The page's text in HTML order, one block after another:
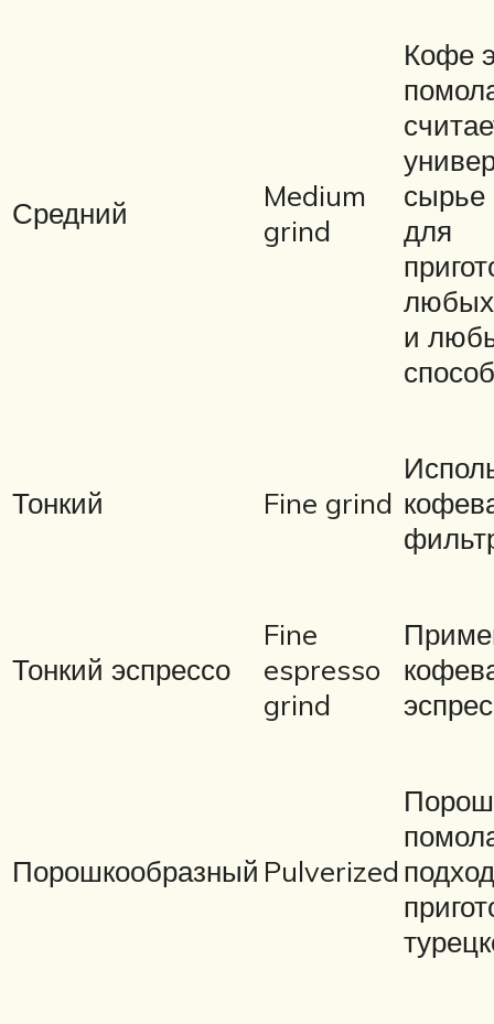
Средний
Medium
grind
Кофе
сырье
для
любых
и
Тонкий Fine grind
Тонкий эспрессо
Fine
espresso
grind
Порошкообразный Pulverized